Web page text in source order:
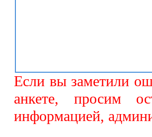
Если вы заметили
анкете, просим
информацией,